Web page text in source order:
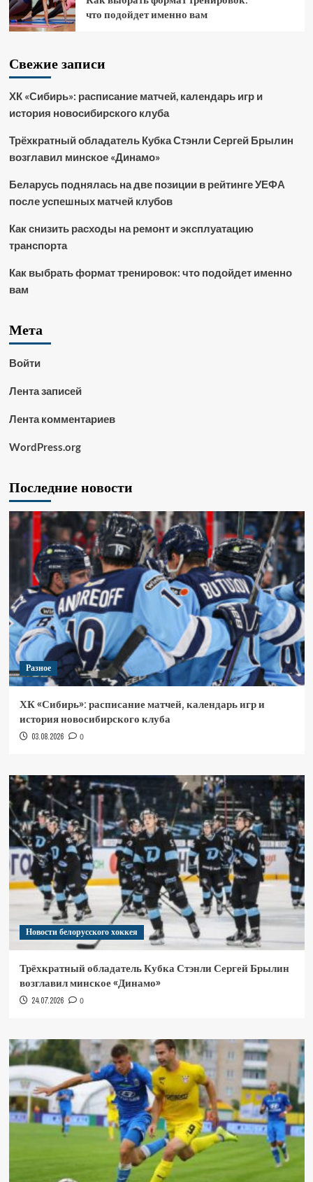
что подойдет именно вам
Свежие записи
ХК «Сибирь»: расписание матчей, календарь игр и
история новосибирского клуба
Трёхкратный обладатель Кубка Стэнли Сергей Брылин
возглавил минское «Динамо»
Беларусь поднялась на две позиции в рейтинге УЕФА
после успешных матчей клубов
Как снизить расходы на ремонт и эксплуатацию
транспорта
Как выбрать формат тренировок: что подойдет именно
вам
Мета
Войти
Лента записей
Лента комментариев
WordPress.org
Последние новости
Разное
ХК «Сибирь»: расписание матчей, календарь игр и
история новосибирского клуба
03.08.2026 0
Новости белорусского хоккея
Трёхкратный обладатель Кубка Стэнли Сергей Брылин
возглавил минское «Динамо»
24.07.2026 0